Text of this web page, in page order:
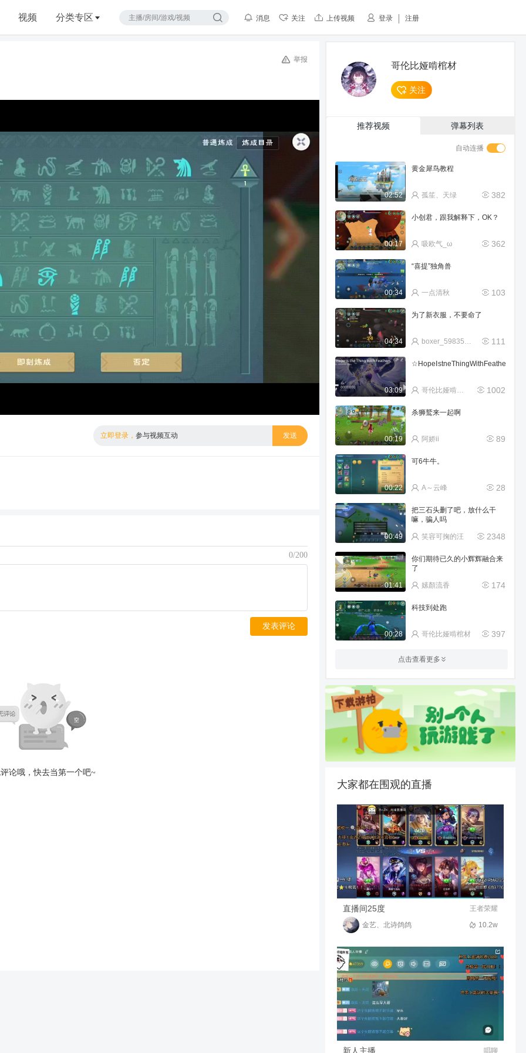
视频 分类专区 登录 注册
消息 关注 上传视频
举报
标清
倍数
立即登录，参与视频互动 发送
0/200
发表评论
论哦，快去当第一个吧~
哥伦比娅啃棺材
关注
推荐视频 弹幕列表
自动连播
02:52
黄金犀鸟教程
382
孤笙、天绿
00:17
小创君，跟我解释下，OK？
362
吸欧气_ω
00:34
“喜提”独角兽
103
一点清秋
04:34
为了新衣服，不要命了
111
boxer_598352641a
03:09
☆HopeⅠstneThingWithFeather
1002
哥伦比娅啃棺材
00:19
杀狮鹫来一起啊
89
阿娇ii
00:22
可6牛牛。
28
A～云峰
00:49
把三石头删了吧，放什么干
嘛，骗人吗
2348
笑容可掬的汪
01:41
你们期待已久的小辉辉融合来
了
174
嫊顏流香
00:28
科技到处跑
397
哥伦比娅啃棺材
史诗火风符文石，这伤害不对
01:38
感谢兄弟们整这些花里胡哨的
255
术独丶
00:40
更新如何快速抢物资。
星空丶宇辰
04:30
カワキヲアメク「声嘶力竭」
AP
哥伦比娅啃棺材
点击查看更多
大家都在围观的直播
王者荣耀
直播间25度
10.2w
金艺、北诗鸽鸽
唱聊
新人主播